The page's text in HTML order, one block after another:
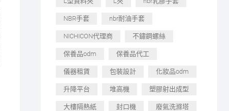
NBR手套 nbr耐油手套
NICHICON代理商 不鏽鋼螺絲
保養品odm 保養品代工
儀器租賃 包裝設計 化妝品odm
升降平台 堆高機 塑膠射出成型
大樓隔熱紙 封口機 廢氣洗滌塔